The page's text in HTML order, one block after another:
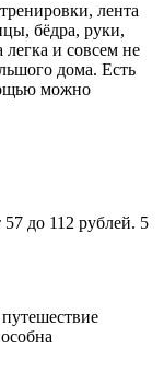
лента
бёдра, руки,
и совсем не
дома. Есть
можно
до 112 рублей. 5